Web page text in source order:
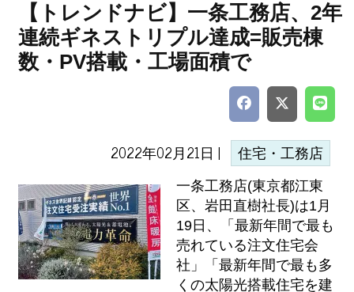
【トレンドナビ】一条工務店、2年
連続ギネストリプル達成=販売棟
数・PV搭載・工場面積で
2022年02月21日 | 住宅・工務店
一条工務店(東京都江東
区、岩田直樹社長)は1月
19日、「最新年間で最も
売れている注文住宅会
社」「最新年間で最も多
くの太陽光搭載住宅を建